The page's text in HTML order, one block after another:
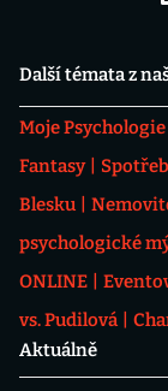
Další témata z
Moje Psychologie
Fantasy
Blesku
psychologické
ONLINE
vs. Pudilová
Aktuálně